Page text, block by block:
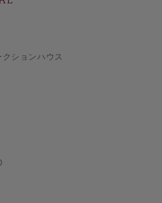
ションハウス